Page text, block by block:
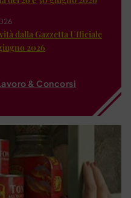
dalla Gazzetta Ufficiale
2026
& Concorsi